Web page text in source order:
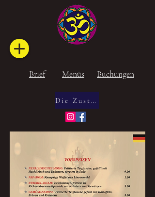
Brief Menüs Buchungen